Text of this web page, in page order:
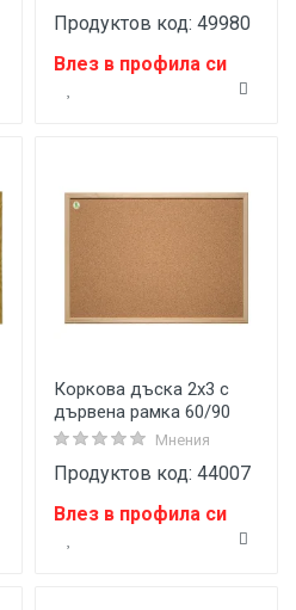
Продуктов код: 49980
Влез в профила си
Коркова дъска 2x3 с
дървена рамка 60/90
Мнения
Продуктов код: 44007
Влез в профила си